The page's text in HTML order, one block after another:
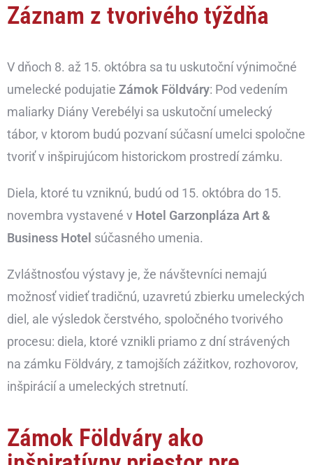
Záznam z tvorivého týždňa
V dňoch 8. až 15. októbra sa tu uskutoční výnimočné
umelecké podujatie Zámok Földváry: Pod vedením
maliarky Diány Verebélyi sa uskutoční umelecký
tábor, v ktorom budú pozvaní súčasní umelci spoločne
tvoriť v inšpirujúcom historickom prostredí zámku.
Diela, ktoré tu vzniknú, budú od 15. októbra do 15.
novembra vystavené v Hotel Garzonpláza Art &
Business Hotel súčasného umenia.
Zvláštnosťou výstavy je, že návštevníci nemajú
možnosť vidieť tradičnú, uzavretú zbierku umeleckých
diel, ale výsledok čerstvého, spoločného tvorivého
procesu: diela, ktoré vznikli priamo z dní strávených
na zámku Földváry, z tamojších zážitkov, rozhovorov,
inšpirácií a umeleckých stretnutí.
Zámok Földváry ako